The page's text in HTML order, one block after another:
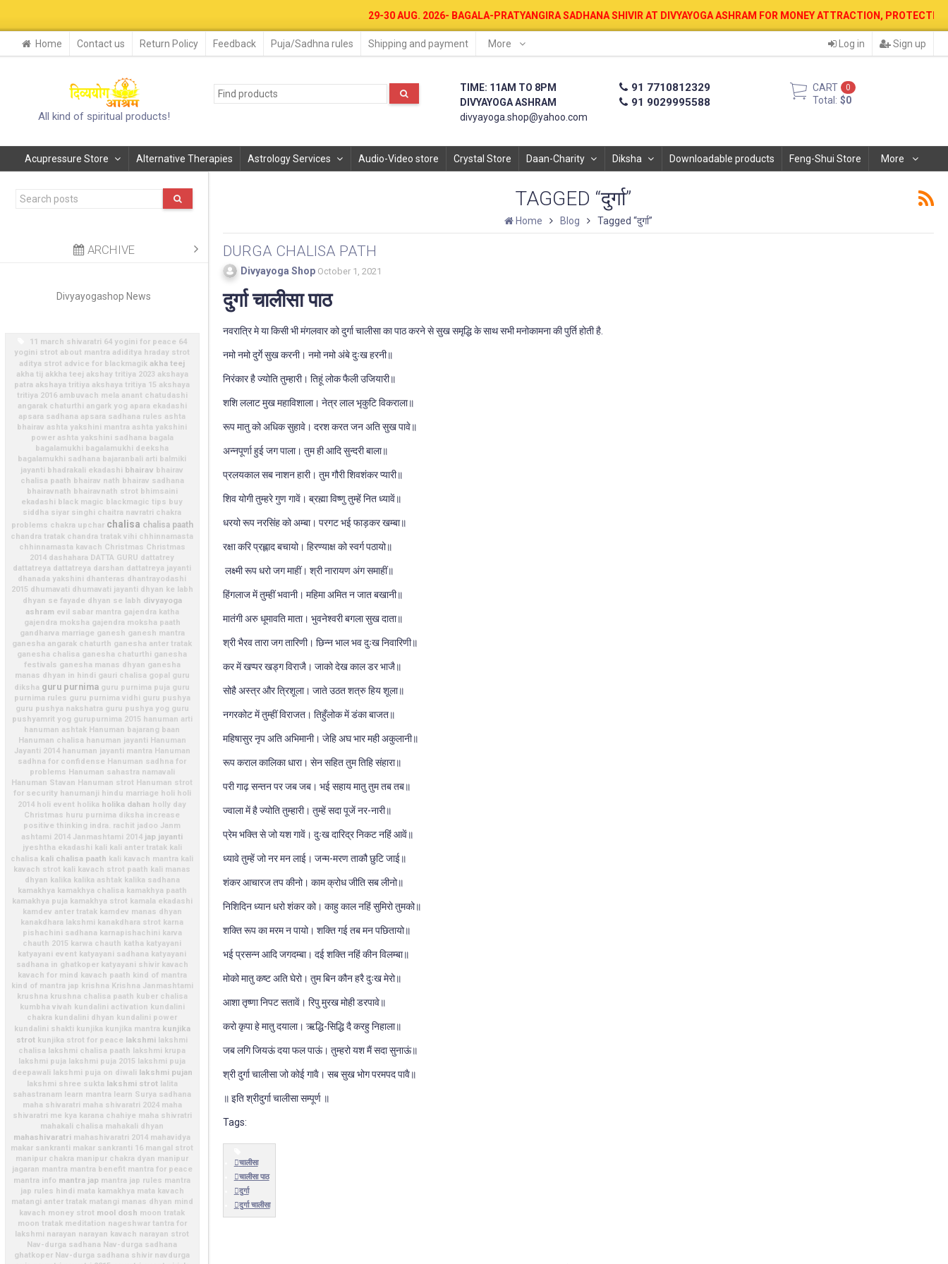
29-30 AUG. 2026- BAGALA-PRATYANGIRA SADHANA SHIVIR AT DIVYAYOGA ASHRAM FOR MONEY ATTRACTION, PROTECTION,
Home Contact us Return Policy Feedback Puja/Sadhna rules Shipping and payment More Log in Sign up
All kind of spiritual products!
TIME: 11AM TO 8PM
DIVYAYOGA ASHRAM
divyayoga.shop@yahoo.com
91 7710812329
91 9029995588
CART 0
Total: $0
Acupressure Store Alternative Therapies Astrology Services Audio-Video store Crystal Store Daan-Charity Diksha Downloadable products Feng-Shui Store More
ARCHIVE
Divyayogashop News
11 march shivaratri 64 yogini for peace 64
yogini strot about mantra adiditya hraday strot
aditya strot advice for blackmagik akha teej
akha tij akkha teej akshay tritiya 2023 akshaya
patra akshaya tritiya akshaya tritiya 15 akshaya
tritiya 2016 ambuvach mela anant chatudashi
angarak chaturthi angark yog apara ekadashi
apsara sadhana apsara sadhana rules ashta
bhairav ashta yakshini mantra ashta yakshini
power ashta yakshini sadhana bagala
bagalamukhi bagalamukhi deeksha
bagalamukhi sadhana bajaranbali arti balmiki
jayanti bhadrakali ekadashi bhairav bhairav
chalisa paath bhairav nath bhairav sadhana
bhairavnath bhairavnath strot bhimsaini
ekadashi black magic blackmagic tips buy
siddha siyar singhi chaitra navratri chakra
problems chakra upchar chalisa chalisa paath
chandra tratak chandra tratak vihi chhinnamasta
chhinnamasta kavach Christmas Christmas
2014 dashahara DATTA GURU dattatrey
dattatreya dattatreya darshan dattatreya jayanti
dhanada yakshini dhanteras dhantrayodashi
2015 dhumavati dhumavati jayanti dhyan ke labh
dhyan se fayade dhyan se labh divyayoga
ashram evil sabar mantra gajendra katha
gajendra moksha gajendra moksha paath
gandharva marriage ganesh ganesh mantra
ganesha angarak chaturth ganesha anter tratak
ganesha chalisa ganesha chaturthi ganesha
festivals ganesha manas dhyan ganesha
manas dhyan in hindi gauri chalisa gopal guru
diksha guru purnima guru purnima puja guru
purnima rules guru purnima vidhi guru pushya
guru pushya nakshatra guru pushya yog guru
pushyamrit yog gurupurnima 2015 hanuman arti
hanuman ashtak Hanuman bajarang baan
Hanuman chalisa hanuman jayanti Hanuman
Jayanti 2014 hanuman jayanti mantra Hanuman
sadhna for confidense Hanuman sadhna for
problems Hanuman sahastra namavali
Hanuman Stavan Hanuman strot Hanuman strot
for security hanumanji hindu marriage holi holi
2014 holi event holika holika dahan holly day
Christmas huru purnima diksha increase
positive thinking indra. rachit jadoo Janm
ashtami 2014 Janmashtami 2014 jap jayanti
jyeshtha ekadashi kali kali anter tratak kali
chalisa kali chalisa paath kali kavach mantra kali
kavach strot kali kavach strot paath kali manas
dhyan kalika kalika ashtak kalika sadhana
kamakhya kamakhya chalisa kamakhya paath
kamakhya puja kamakhya strot kamala ekadashi
kamdev anter tratak kamdev manas dhyan
kanakdhara lakshmi kanakdhara strot karna
pishachini sadhana karnapishachini karva
chauth 2015 karwa chauth katha katyayani
katyayani event katyayani sadhana katyayani
sadhana in ghatkoper katyayani shivir kavach
kavach for mind kavach paath kind of mantra
kind of mantra jap krishna Krishna Janmashtami
krushna krushna chalisa paath kuber chalisa
kumbha vivah kundalini activation kundalini
chakra kundalini dhyan kundalini power
kundalini shakti kunjika kunjika mantra kunjika
strot kunjika strot for peace lakshmi lakshmi
chalisa lakshmi chalisa paath lakshmi krupa
lakshmi puja lakshmi puja 2015 lakshmi puja
deepawali lakshmi puja on diwali lakshmi pujan
lakshmi shree sukta lakshmi strot lalita
sahastranam learn mantra learn Surya sadhana
maha shivaratri maha shivaratri 2024 maha
shivaratri me kya karana chahiye maha shivratri
mahakali chalisa mahakali dhyan
mahashivaratri mahashivaratri 2014 mahavidya
makar sankranti makar sankranti 16 mangal strot
manipur chakra manipur chakra dyan manipur
jagaran mantra mantra benefit mantra for peace
mantra info mantra jap mantra jap rules mantra
jap rules hindi mata kamakhya mata kavach
matangi anter tratak matangi manas dhyan mind
kavach money strot mool dosh moon tratak
moon tratak meditation nageshwar tantra for
lakshmi narayan narayan kavach narayan strot
Nav-durga sadhana Nav-durga sadhana
ghatkoper Nav-durga sadhana shivir navdurga
TAGGED “दुर्गा”
Home Blog Tagged “दुर्गा”
DURGA CHALISA PATH
Divyayoga Shop October 1, 2021
दुर्गा चालीसा पाठ
नवरात्रि मे या किसी भी मंगलवार को दुर्गा चालीसा का पाठ करने से सुख समृद्धि के साथ सभी मनोकामना की पुर्ति होती है.
नमो नमो दुर्गे सुख करनी। नमो नमो अंबे दुःख हरनी॥
निरंकार है ज्योति तुम्हारी। तिहूं लोक फैली उजियारी॥
शशि ललाट मुख महाविशाला। नेत्र लाल भृकुटि विकराला॥
रूप मातु को अधिक सुहावे। दरश करत जन अति सुख पावे॥
अन्नपूर्णा हुई जग पाला। तुम ही आदि सुन्दरी बाला॥
प्रलयकाल सब नाशन हारी। तुम गौरी शिवशंकर प्यारी॥
शिव योगी तुम्हरे गुण गावें। ब्रह्मा विष्णु तुम्हें नित ध्यावें॥
धरयो रूप नरसिंह को अम्बा। परगट भई फाड़कर खम्बा॥
रक्षा करि प्रह्लाद बचायो। हिरण्याक्ष को स्वर्ग पठायो॥
लक्ष्मी रूप धरो जग माहीं। श्री नारायण अंग समाहीं॥
हिंगलाज में तुम्हीं भवानी। महिमा अमित न जात बखानी॥
मातंगी अरु धूमावति माता। भुवनेश्वरी बगला सुख दाता॥
श्री भैरव तारा जग तारिणी। छिन्न भाल भव दुःख निवारिणी॥
कर में खप्पर खड्ग विराजै। जाको देख काल डर भाजै॥
सोहै अस्त्र और त्रिशूला। जाते उठत शत्रु हिय शूला॥
नगरकोट में तुम्हीं विराजत। तिहुँलोक में डंका बाजत॥
महिषासुर नृप अति अभिमानी। जेहि अघ भार मही अकुलानी॥
रूप कराल कालिका धारा। सेन सहित तुम तिहि संहारा॥
परी गाढ़ सन्तन पर जब जब। भई सहाय मातु तुम तब तब॥
ज्वाला में है ज्योति तुम्हारी। तुम्हें सदा पूजें नर-नारी॥
प्रेम भक्ति से जो यश गावें। दुःख दारिद्र निकट नहिं आवें॥
ध्यावे तुम्हें जो नर मन लाई। जन्म-मरण ताकौ छुटि जाई॥
शंकर आचारज तप कीनो। काम क्रोध जीति सब लीनो॥
निशिदिन ध्यान धरो शंकर को। काहु काल नहिं सुमिरो तुमको॥
शक्ति रूप का मरम न पायो। शक्ति गई तब मन पछितायो॥
भई प्रसन्न आदि जगदम्बा। दई शक्ति नहिं कीन विलम्बा॥
मोको मातु कष्ट अति घेरो। तुम बिन कौन हरै दुःख मेरो॥
आशा तृष्णा निपट सतावें। रिपु मुरख मोही डरपावे॥
करो कृपा हे मातु दयाला। ऋद्धि-सिद्धि दै करहु निहाला॥
जब लगि जियऊं दया फल पाऊं। तुम्हरो यश मैं सदा सुनाऊं॥
श्री दुर्गा चालीसा जो कोई गावै। सब सुख भोग परमपद पावै॥
॥ इति श्रीदुर्गा चालीसा सम्पूर्ण ॥
Tags:
चालीसा
चालीसा पाठ
दुर्गा
दुर्गा चालीसा